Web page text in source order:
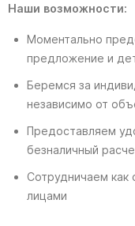
Наши возможности:
Моментально
предложение и
Беремся за
независимо от
Предоставляем
безналичный
Сотрудничаем как
лицами